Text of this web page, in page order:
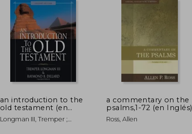
an introduction to the
old testament (en
Inglés)
Longman III, Tremper ;
a commentary on the
psalms,1-72 (en Inglés)
Ross, Allen